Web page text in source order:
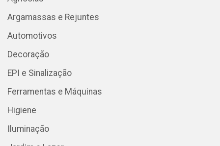
Argamassas e Rejuntes
Automotivos
Decoração
EPI e Sinalização
Ferramentas e Máquinas
Higiene
Iluminação